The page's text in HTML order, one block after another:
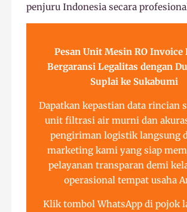
penjuru Indonesia secara
Pesan Unit Mesin RO Invoice
Bergaransi Legalitas dengan
Suplai ke Sukabumi
Dapatkan kepastian data rincian
unit filtrasi air murni dan
pengiriman logistik langsung
marketing kami yang siap
pelayanan transparan demi
operasional tempat usaha
Klik tombol WhatsApp di pojok